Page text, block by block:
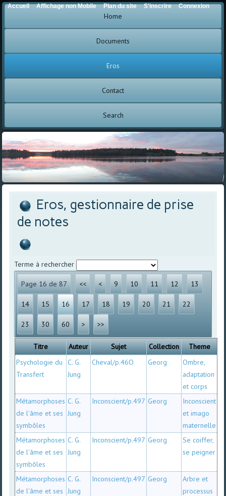
Home
Documents
Eros
Contact
Search
Eros, gestionnaire de prise
de notes
Terme à rechercher
Page 16 de 87 << < 9 10 11 12 13
14 15 16 17 18 19 20 21 22
23 30 60 > >>
Titre Auteur Sujet Collection
Theme
Psychologie du
Transfert
C. G.
Jung
Cheval/p.46O Georg
Ombre,
adaptation
et corps
Métamorphoses
de l'âme et ses
symbôles
C. G.
Jung
Inconscient/p.497 Georg
Inconscient
et imago
maternelle
Métamorphoses
de l'âme et ses
symbôles
C. G.
Jung
Inconscient/p.497 Georg
Se coiffer,
se peigner
Métamorphoses
de l'âme et ses
C. G.
Jung
Inconscient/p.497 Georg
Arbre et
processus
Accueil Affichage non Mobile Plan du site S'inscrire Connexion